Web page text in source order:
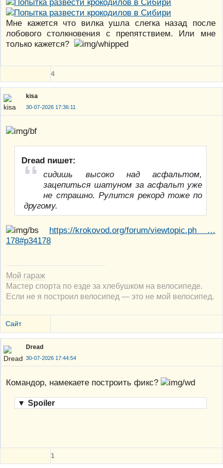
Мне кажется что вилка ушла слегка назад после
лобового столкновения с препятствием. Или мне
только кажется?
4
kisa
30-07-2026 17:36:11
Dread пишет:
сидишь высоко над асфальтом,
зацепиться шатуном за асфальт уже
не страшно. Рулится рекорд тоже по
другому.
https://krokovod.org/forum/viewtopic.ph …
178#p34178
Мой гараж
Мастер спорта по езде за хлебушком на велосипеде.
Если не я построил велосипед — это не мой велосипед.
Сайт
Dread
30-07-2026 17:44:54
Командор, намекаете построить фикс?
▼ Spoiler
1